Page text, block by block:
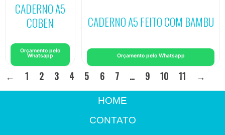
CADERNO A5
COBEN
Orçamento pelo
Whatsapp
CADERNO A5 FEITO COM BAMBU
Orçamento pelo Whatsapp
← 1 2 3 4 5 6 7 … 9 10 11 →
HOME
CONTATO